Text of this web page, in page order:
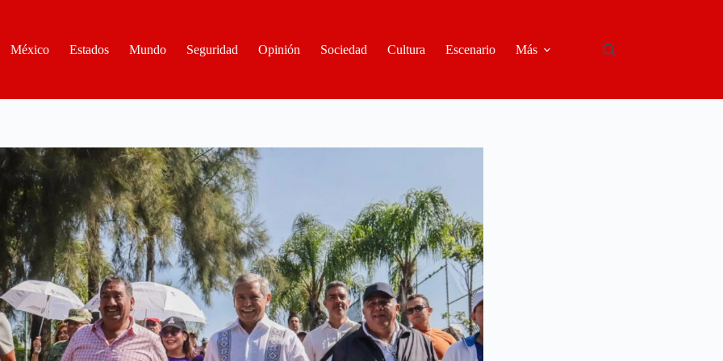
México
Estados Mundo Seguridad Opinión Sociedad Cultura Escenario Más